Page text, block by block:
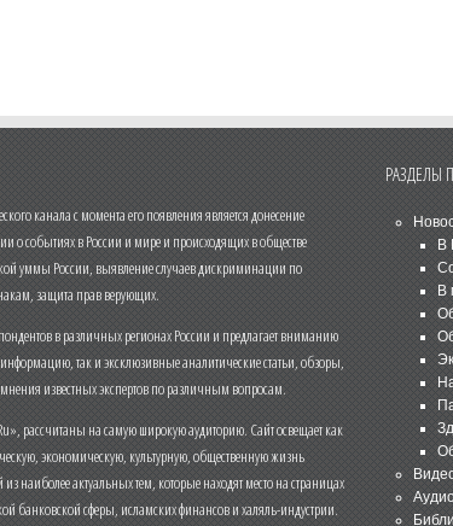
канала с момента его появления является донесение
о событиях в России и мире и происходящих в обществе
уммы России, выявление случаев дискриминации по
защита прав верующих.
в различных регионах России и предлагает вниманию
так и эксклюзивные аналитические статьи, обзоры,
известных экспертов по различным вопросам.
рассчитаны на самую широкую аудиторию. Сайт освещает как
экономическую, культурную, общественную жизнь
наиболее актуальных тем, которые находят место на страницах
банковской сферы, исламских финансов и халяль-индустрии.
РАЗДЕЛЫ
В
В